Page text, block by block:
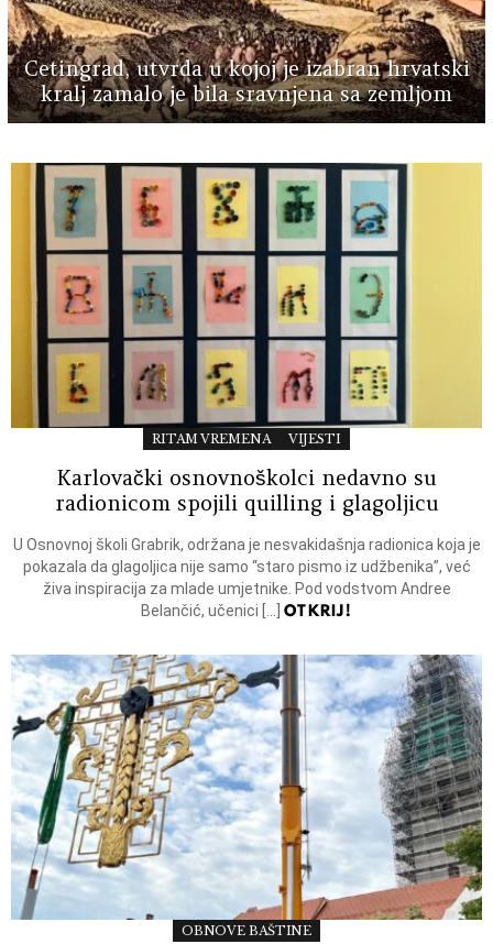
Cetingrad, utvrda u kojoj je izabran hrvatski
kralj zamalo je bila sravnjena sa zemljom
MORE
STORIES
RITAM VREMENA VIJESTI
Karlovački osnovnoškolci nedavno su
radionicom spojili quilling i glagoljicu
U Osnovnoj školi Grabrik, održana je nesvakidašnja radionica koja je
pokazala da glagoljica nije samo “staro pismo iz udžbenika”, već
živa inspiracija za mlade umjetnike. Pod vodstvom Andree
Belančić, učenici […] OTKRIJ!
OBNOVE BAŠTINE